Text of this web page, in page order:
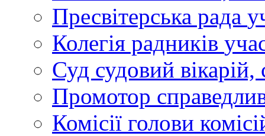
Пресвітерська рада
Колегія радників
Суд судовий вікарій,
Промотор
Комісії голови